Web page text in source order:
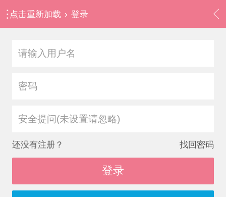
点击重新加载 › 登录
安全提问(未设置请忽略)
还没有注册？ 找回密码
登录